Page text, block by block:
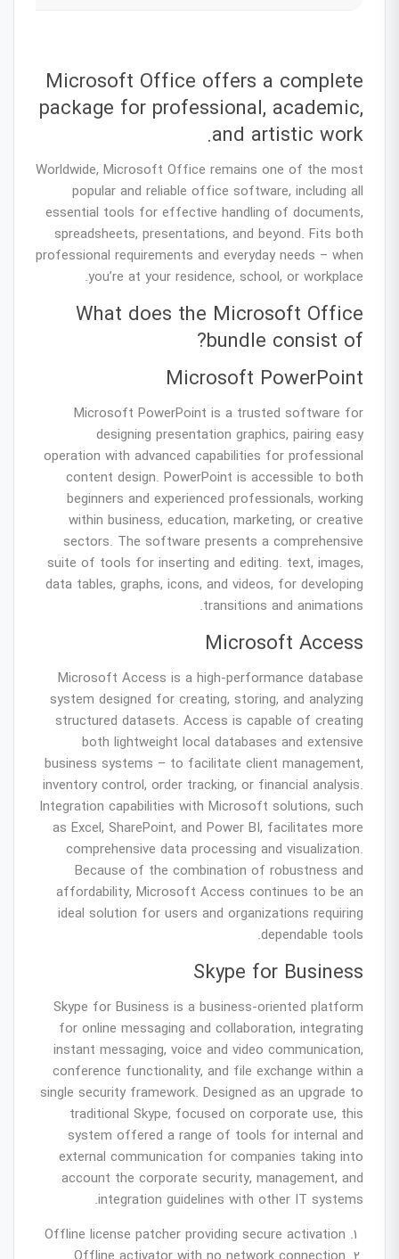
Microsoft Office offers a complete
package for professional, academic,
and artistic work.
Worldwide, Microsoft Office remains one of the most
popular and reliable office software, including all
essential tools for effective handling of documents,
spreadsheets, presentations, and beyond. Fits both
professional requirements and everyday needs – when
you’re at your residence, school, or workplace.
What does the Microsoft Office
bundle consist of?
Microsoft PowerPoint
Microsoft PowerPoint is a trusted software for
designing presentation graphics, pairing easy
operation with advanced capabilities for professional
content design. PowerPoint is accessible to both
beginners and experienced professionals, working
within business, education, marketing, or creative
sectors. The software presents a comprehensive
suite of tools for inserting and editing. text, images,
data tables, graphs, icons, and videos, for developing
transitions and animations.
Microsoft Access
Microsoft Access is a high-performance database
system designed for creating, storing, and analyzing
structured datasets. Access is capable of creating
both lightweight local databases and extensive
business systems – to facilitate client management,
inventory control, order tracking, or financial analysis.
Integration capabilities with Microsoft solutions, such
as Excel, SharePoint, and Power BI, facilitates more
comprehensive data processing and visualization.
Because of the combination of robustness and
affordability, Microsoft Access continues to be an
ideal solution for users and organizations requiring
dependable tools.
Skype for Business
Skype for Business is a business-oriented platform
for online messaging and collaboration, integrating
instant messaging, voice and video communication,
conference functionality, and file exchange within a
single security framework. Designed as an upgrade to
traditional Skype, focused on corporate use, this
system offered a range of tools for internal and
external communication for companies taking into
account the corporate security, management, and
integration guidelines with other IT systems.
Offline license patcher providing secure activation